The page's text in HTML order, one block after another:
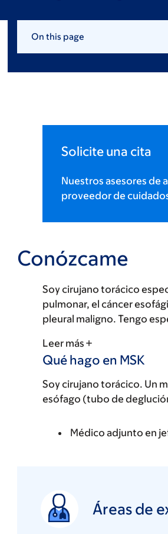
On this page
Solicite una cita
Nuestros asesores de
proveedor de
Conózcame
Soy cirujano torácico
pulmonar, el cáncer
pleural maligno. Tengo
Leer más
Qué hago en MSK
Soy cirujano torácico. Un
esófago (tubo de
Médico adjunto en
Áreas de